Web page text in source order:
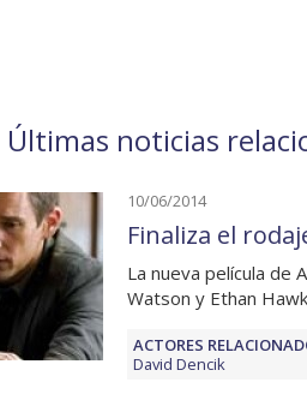
noticias
10/06/2014
Finaliza el
La nueva película de
Watson y Ethan
ACTORES
David Dencik